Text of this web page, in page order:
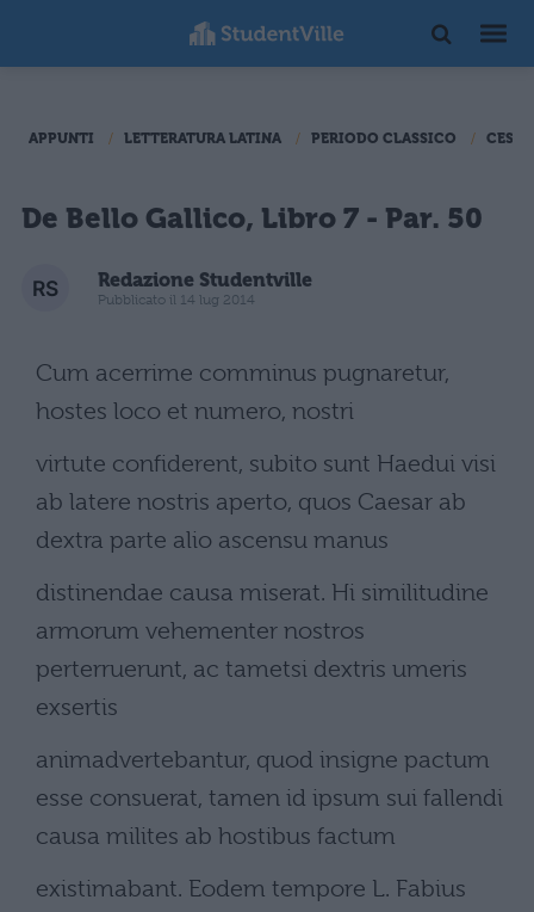
APPUNTI LETTERATURA LATINA PERIODO CLASSICO
De Bello Gallico, Libro 7 - Par. 50
Redazione Studentville
Pubblicato il 14 lug 2014
Cum acerrime comminus pugnaretur,
hostes loco et numero, nostri
virtute confiderent, subito sunt Haedui visi
ab latere nostris aperto, quos Caesar ab
dextra parte alio ascensu manus
distinendae causa miserat. Hi similitudine
armorum vehementer nostros
perterruerunt, ac tametsi dextris umeris
exsertis
animadvertebantur, quod insigne pactum
esse consuerat, tamen id ipsum sui fallendi
causa milites ab hostibus factum
existimabant. Eodem tempore L. Fabius